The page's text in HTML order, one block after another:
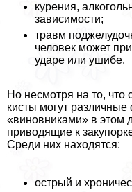
курения,
зависимости;
травм
человек может
ударе или ушибе.
Но несмотря на то,
кисты могут
«виновниками» в этом
приводящие к
Среди них находятся:
острый и